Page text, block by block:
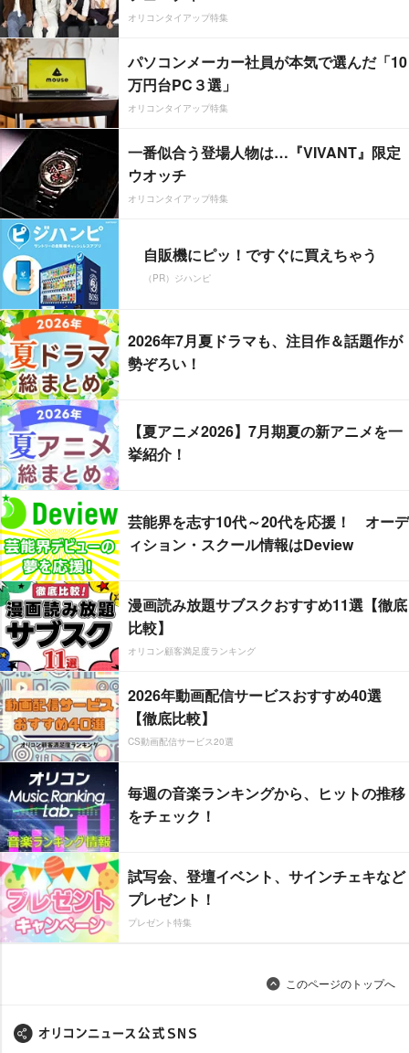
オリコンタイアップ特集
パソコンメーカー社員が本気で選んだ「10
万円台PC３選」
オリコンタイアップ特集
一番似合う登場人物は…『VIVANT』限定
ウオッチ
オリコンタイアップ特集
自販機にピッ！ですぐに買えちゃう
（PR）ジハンピ
2026年7月夏ドラマも、注目作＆話題作が
勢ぞろい！
【夏アニメ2026】7月期夏の新アニメを一
挙紹介！
芸能界を志す10代～20代を応援！ オーデ
ィション・スクール情報はDeview
漫画読み放題サブスクおすすめ11選【徹底
比較】
オリコン顧客満足度ランキング
2026年動画配信サービスおすすめ40選
【徹底比較】
CS動画配信サービス20選
毎週の音楽ランキングから、ヒットの推移
をチェック！
試写会、登壇イベント、サインチェキなど
プレゼント！
プレゼント特集
このページのトップへ